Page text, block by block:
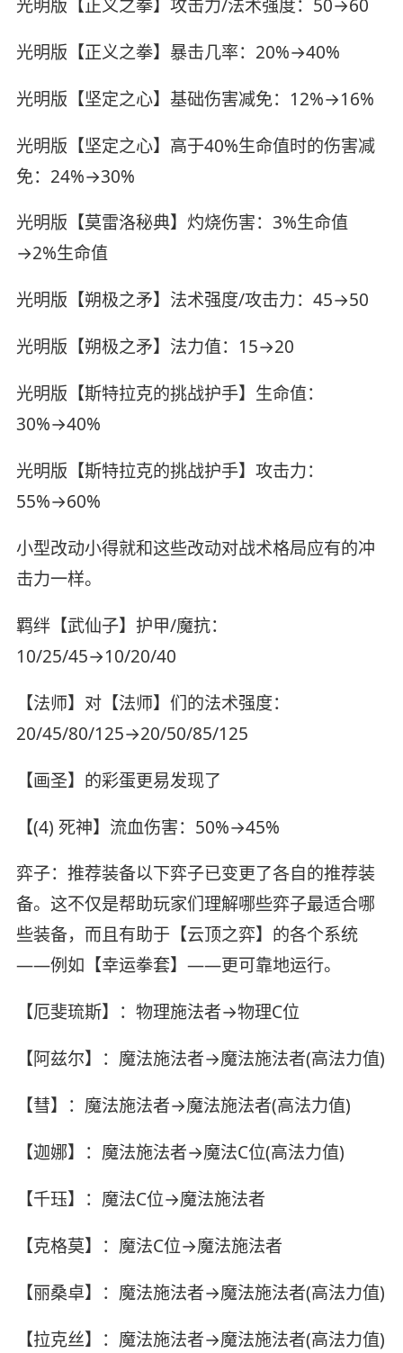
光明版【正义之拳】攻击力/法术强度：50→60
光明版【正义之拳】暴击几率：20%→40%
光明版【坚定之心】基础伤害减免：12%→16%
光明版【坚定之心】高于40%生命值时的伤害减
免：24%→30%
光明版【莫雷洛秘典】灼烧伤害：3%生命值
→2%生命值
光明版【朔极之矛】法术强度/攻击力：45→50
光明版【朔极之矛】法力值：15→20
光明版【斯特拉克的挑战护手】生命值：
30%→40%
光明版【斯特拉克的挑战护手】攻击力：
55%→60%
小型改动小得就和这些改动对战术格局应有的冲
击力一样。
羁绊【武仙子】护甲/魔抗：
10/25/45→10/20/40
【法师】对【法师】们的法术强度：
20/45/80/125→20/50/85/125
【画圣】的彩蛋更易发现了
【(4) 死神】流血伤害：50%→45%
弈子：推荐装备以下弈子已变更了各自的推荐装
备。这不仅是帮助玩家们理解哪些弈子最适合哪
些装备，而且有助于【云顶之弈】的各个系统
——例如【幸运拳套】——更可靠地运行。
【厄斐琉斯】：物理施法者→物理C位
【阿兹尔】：魔法施法者→魔法施法者(高法力值)
【彗】：魔法施法者→魔法施法者(高法力值)
【迦娜】：魔法施法者→魔法C位(高法力值)
【千珏】：魔法C位→魔法施法者
【克格莫】：魔法C位→魔法施法者
【丽桑卓】：魔法施法者→魔法施法者(高法力值)
【拉克丝】：魔法施法者→魔法施法者(高法力值)